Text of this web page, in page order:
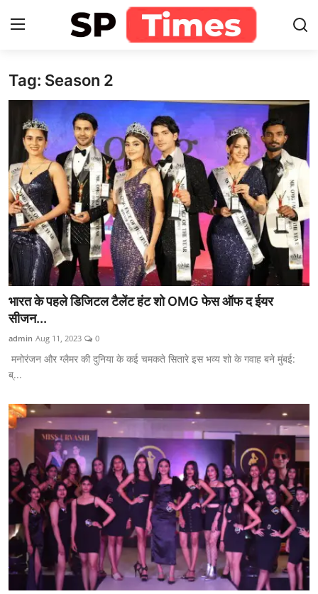
Login
Home
Contact
About
खेल
राजस्थान
मनोरंजन
लाइफस्टाइल
देश
बिज़नेस
English
Tag: Season 2
भारत के पहले डिजिटल टैलेंट हंट शो OMG फेस ऑफ द ईयर
सीजन...
admin Aug 11, 2023 0
मनोरंजन और ग्लैमर की दुनिया के कई चमकते सितारे इस भव्य शो के गवाह बने मुंबई:
ब्...